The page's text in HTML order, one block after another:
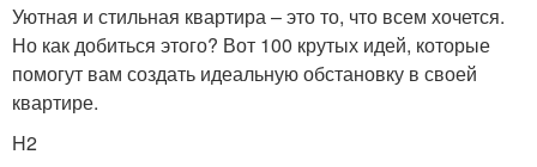
Уютная и стильная квартира – это то, что всем хочется.
Но как добиться этого? Вот 100 крутых идей, которые
помогут вам создать идеальную обстановку в своей
квартире.
H2